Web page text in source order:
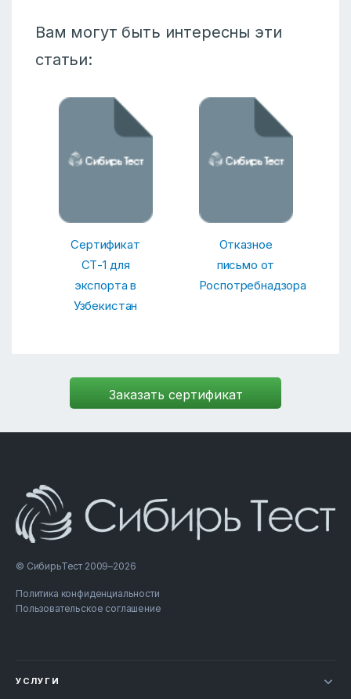
Вам могут быть интересны эти
статьи:
Сертификат
СТ-1 для
экспорта в
Узбекистан
Отказное
письмо от
Роспотребнадзора
© СибирьТест 2009–2026
Политика конфиденциальности
Пользовательское соглашение
УСЛУГИ